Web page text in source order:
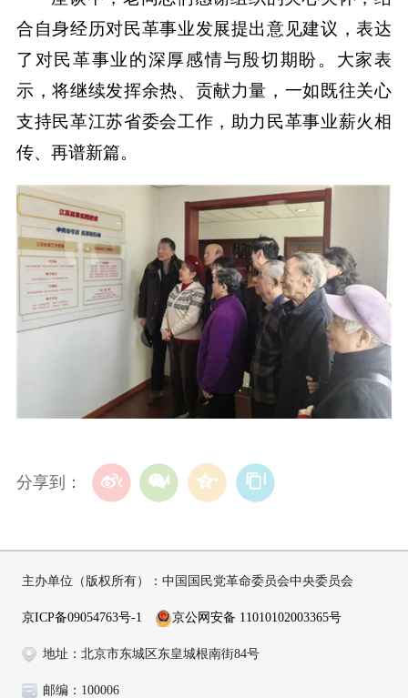
合自身经历对民革事业发展提出意见建议，表达
了对民革事业的深厚感情与殷切期盼。大家表
示，将继续发挥余热、贡献力量，一如既往关心
支持民革江苏省委会工作，助力民革事业薪火相
传、再谱新篇。
分享到：
主办单位（版权所有）：中国国民党革命委员会中央委员会
京ICP备09054763号-1 京公网安备 11010102003365号
地址：北京市东城区东皇城根南街84号
邮编：100006